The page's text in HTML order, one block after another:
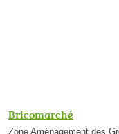
Bricomarché
Zone Aménagement des